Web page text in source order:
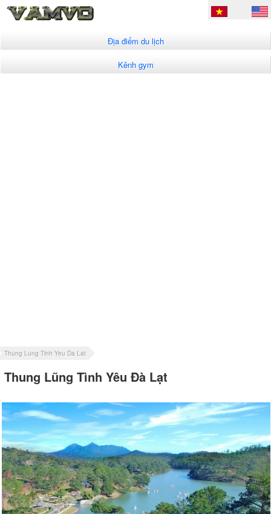
Địa điểm du lịch
Kênh gym
Thung Lung Tinh Yeu Da Lat
Thung Lũng Tình Yêu Đà Lạt